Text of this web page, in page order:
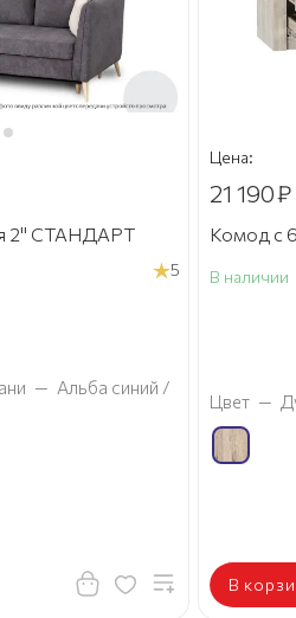
2" СТАНДАРТ
5
— Альба синий /
Цена:
21 190₽
Комод с
В наличии
Цвет —
В